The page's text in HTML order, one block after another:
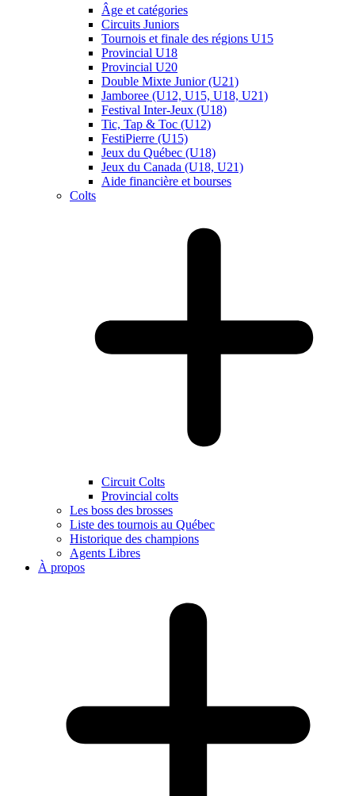
Âge et catégories
Circuits Juniors
Tournois et finale des régions U15
Provincial U18
Provincial U20
Double Mixte Junior (U21)
Jamboree (U12, U15, U18, U21)
Festival Inter-Jeux (U18)
Tic, Tap & Toc (U12)
FestiPierre (U15)
Jeux du Québec (U18)
Jeux du Canada (U18, U21)
Aide financière et bourses
Colts
Circuit Colts
Provincial colts
Les boss des brosses
Liste des tournois au Québec
Historique des champions
Agents Libres
À propos